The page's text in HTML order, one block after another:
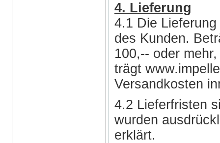
4. Lieferung
4.1 Die
des Kunden.
100,-- oder mehr,
trägt
Versandkosten
4.2 Lieferfristen
wurden
erklärt.